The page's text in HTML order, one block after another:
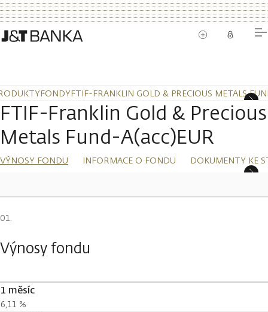
FONDYFTIF-FRANKLIN GOLD & PRECIOUS METALS
FTIF-Franklin Gold & Precious
Metals Fund-A(acc)EUR
VÝNOSY FONDU INFORMACE O FONDU DOKUMENTY KE
Výnosy fondu
1 měsíc
6,11 %